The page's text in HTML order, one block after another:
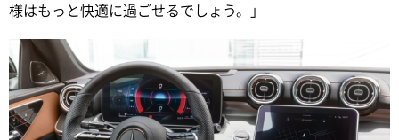
様はもっと快適に過ごせるでしょう。」